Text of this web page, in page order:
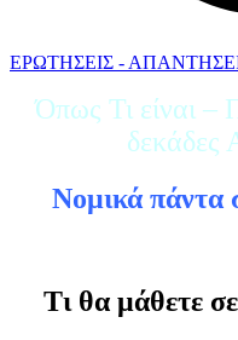
ΕΡΩΤΗΣΕΙΣ -
Όπως Τι είναι
Νομικά πάντα
Τι θα μάθετε